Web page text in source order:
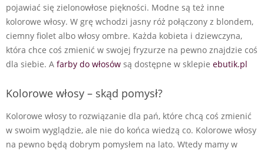
pojawiać się zielonowłose piękności. Modne są też inne
kolorowe włosy. W grę wchodzi jasny róż połączony z blondem,
ciemny fiolet albo włosy ombre. Każda kobieta i dziewczyna,
która chce coś zmienić w swojej fryzurze na pewno znajdzie coś
dla siebie. A farby do włosów są dostępne w sklepie ebutik.pl
Kolorowe włosy – skąd pomysł?
Kolorowe włosy to rozwiązanie dla pań, które chcą coś zmienić
w swoim wyglądzie, ale nie do końca wiedzą co. Kolorowe włosy
na pewno będą dobrym pomysłem na lato. Wtedy mamy w